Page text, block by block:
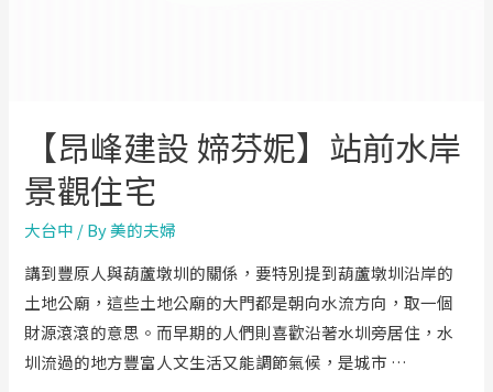
【昂峰建設 媂芬妮】站前水岸
景觀住宅
大台中 / By美的夫婦
講到豐原人與葫蘆墩圳的關係，要特別提到葫蘆墩圳沿岸的
土地公廟，這些土地公廟的大門都是朝向水流方向，取一個
財源滾滾的意思。而早期的人們則喜歡沿著水圳旁居住，水
圳流過的地方豐富人文生活又能調節氣候，是城市 …